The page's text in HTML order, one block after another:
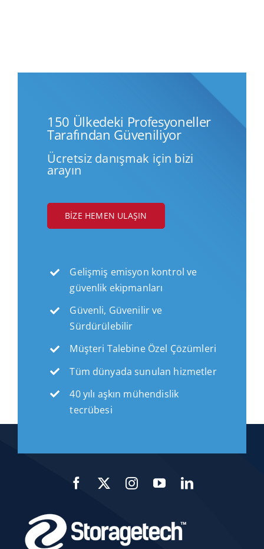
150 Ülkedeki Profesyoneller
Tarafından Güveniliyor
Ücretsiz danışmak için bizi
arayın
BIZE HEMEN ULAŞIN
Gelişmiş emisyon kontrol ve
güvenlik ekipmanları
Güvenli, Güvenilir ve
Sürdürülebilir
Müşteri Talebine Özel Çözümleri
Tüm dünyada sunulan hizmetler
40 yılı aşkın mühendislik
tecrübesi